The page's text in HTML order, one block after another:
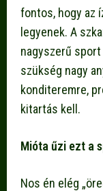
fontos, hogy az
legyenek. A
nagyszerű
szükség nagy
konditeremre,
kitartás kell.
Mióta űzi ezt a
Nos én elég